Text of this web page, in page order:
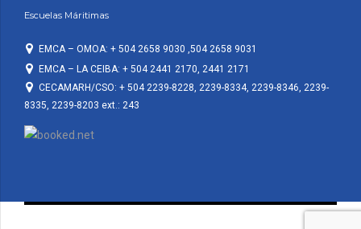
Escuelas Máritimas
EMCA – OMOA: + 504 2658 9030 ,504 2658 9031
EMCA – LA CEIBA: + 504 2441 2170, 2441 2171
CECAMARH/CSO: + 504 2239-8228, 2239-8334, 2239-8346, 2239-
8335, 2239-8203 ext.: 243